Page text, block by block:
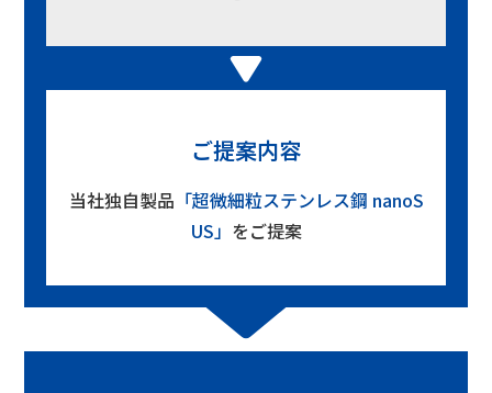
ご提案内容
当社独自製品 「超微細粒ステンレス鋼 nanoS
US」 をご提案